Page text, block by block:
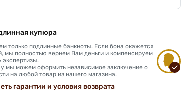
купюра
только подлинные банкноты. Если бона окажется
мы полностью вернем Вам деньги и компенсируем
экспертизы.
мы можем оформить независимое заключение о
на любой товар из нашего магазина.
гарантии и условия возврата